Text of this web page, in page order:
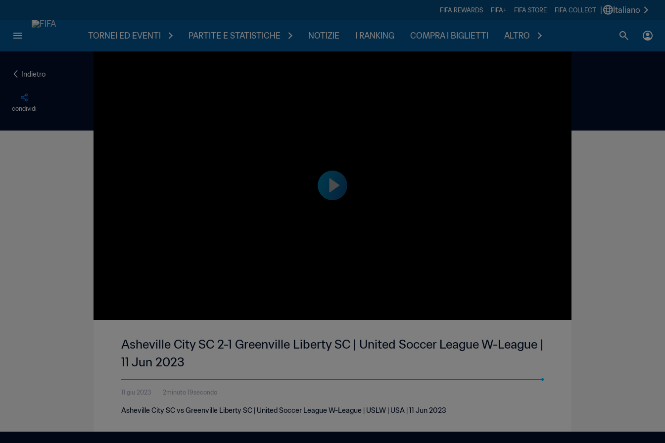
FIFA REWARDS FIFA+ FIFA STORE FIFA COLLECT Italiano
TORNEI ED EVENTI PARTITE E STATISTICHE NOTIZIE I RANKING COMPRA I BIGLIETTI ALTRO
Indietro
condividi
Asheville City SC 2-1 Greenville Liberty SC | United Soccer League W-League |
11 Jun 2023
11 giu 2023 2minuto 19secondo
Asheville City SC vs Greenville Liberty SC | United Soccer League W-League | USLW | USA | 11 Jun 2023